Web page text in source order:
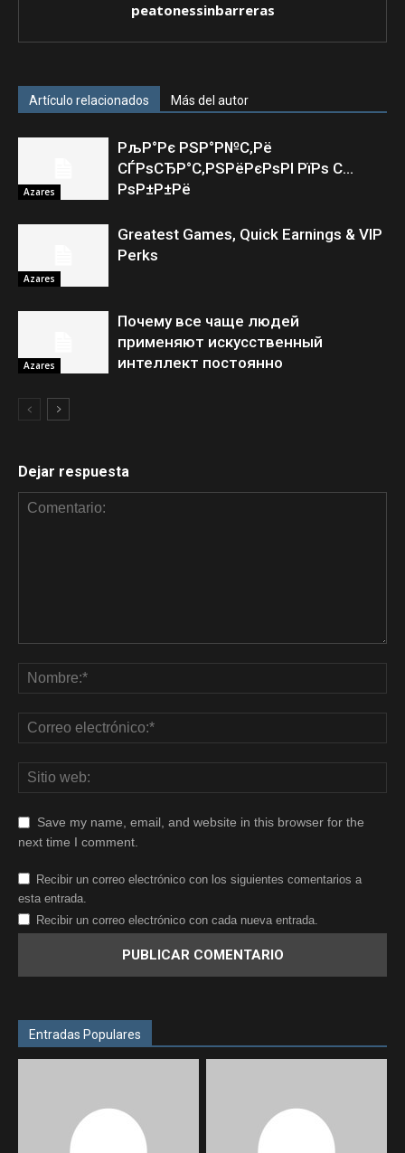
peatonessinbarreras
Artículo relacionados Más del autor
Azares
РљР°Рє РЅР°Р№С‚Рё
СЃРѕСЂР°С‚РЅРёРєРѕРІ РїРѕ С…
РѕР±Р±Рё
Azares
Greatest Games, Quick Earnings & VIP
Perks
Azares
Почему все чаще людей
применяют искусственный
интеллект постоянно
Dejar respuesta
Save my name, email, and website in this browser for the
next time I comment.
Recibir un correo electrónico con los siguientes comentarios a
esta entrada.
Recibir un correo electrónico con cada nueva entrada.
Entradas Populares